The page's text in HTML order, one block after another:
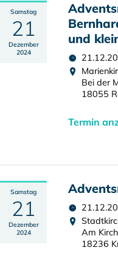
Samstag
21
Dezember
2024
und
Bei der
18055
Termin
Samstag
21
Dezember
2024
Am
18236